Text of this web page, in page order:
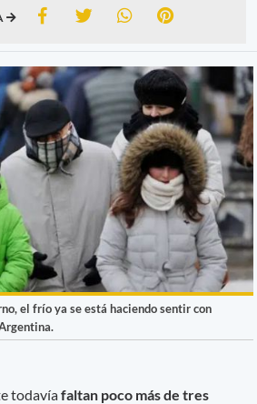
el frío ya se está haciendo sentir con
todavíafaltan poco más de tres